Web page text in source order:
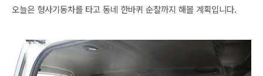
오늘은 형사기동차를 타고 동네 한바퀴 순찰까지 해볼 계획입니다.